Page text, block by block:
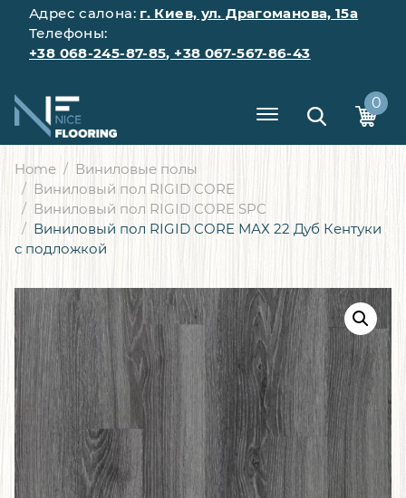
Адрес салона: г. Киев, ул. Драгоманова, 15а
Телефоны:
+38 068-245-87-85, +38 067-567-86-43
0
Home
Виниловые полы
Виниловый пол RIGID CORE
Виниловый пол RIGID CORE SPC
Виниловый пол RIGID CORE МАХ 22 Дуб Кентуки
с подложкой